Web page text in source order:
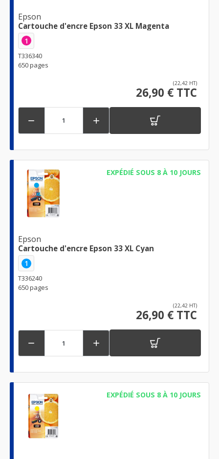
Epson
Cartouche d'encre Epson 33 XL Magenta
1
T336340
650 pages
(22,42 HT)
26,90 € TTC
 
EXPÉDIÉ SOUS 8 À 10 JOURS
Epson
Cartouche d'encre Epson 33 XL Cyan
1
T336240
650 pages
(22,42 HT)
26,90 € TTC
 
EXPÉDIÉ SOUS 8 À 10 JOURS